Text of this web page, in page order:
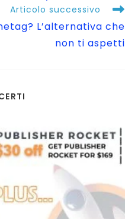
Articolo successivo
L’alternativa che
non ti aspetti